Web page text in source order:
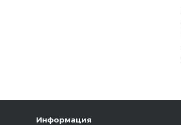
Информация